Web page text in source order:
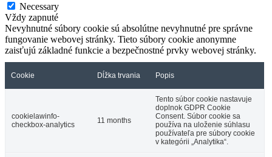
Necessary
Vždy zapnuté
Nevyhnutné súbory cookie sú absolútne nevyhnutné pre správne
fungovanie webovej stránky. Tieto súbory cookie anonymne
zaisťujú základné funkcie a bezpečnostné prvky webovej stránky.
Cookie Dĺžka trvania Popis
cookielawinfo-
checkbox-analytics
11 months
Tento súbor cookie nastavuje
doplnok GDPR Cookie
Consent. Súbor cookie sa
používa na uloženie súhlasu
používateľa pre súbory cookie
v kategórii „Analytika“.